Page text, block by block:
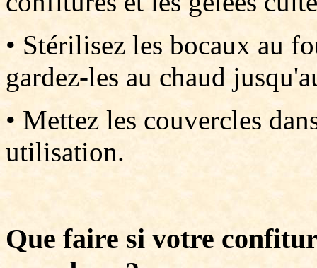
• Stérilisez les bocaux au
gardez-les au chaud
• Mettez les couvercles
utilisation.
Que faire si votre